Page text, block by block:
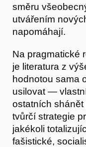
směru
utvářením
napomáhají.
Na pragmatické
je literatura z
hodnotou sama
usilovat —
ostatních
tvůrčí strategie
jakékoli
fašistické,